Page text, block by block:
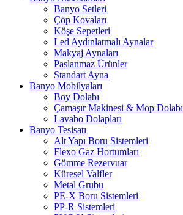
Banyo Setleri
Çöp Kovaları
Köşe Sepetleri
Led Aydınlatmalı Aynalar
Makyaj Aynaları
Paslanmaz Ürünler
Standart Ayna
Banyo Mobilyaları
Boy Dolabı
Çamaşır Makinesi & Mop Dolabı
Lavabo Dolapları
Banyo Tesisatı
Alt Yapı Boru Sistemleri
Flexo Gaz Hortumları
Gömme Rezervuar
Küresel Valfler
Metal Grubu
PE-X Boru Sistemleri
PP-R Sistemleri